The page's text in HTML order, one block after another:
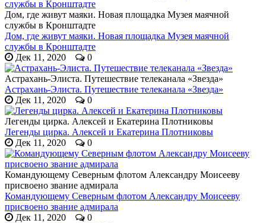
Дом, где живут маяки. Новая площадка Музея маячной
службы в Кронштадте
Дом, где живут маяки. Новая площадка Музея маячной
службы в Кронштадте
Дек 11, 2020
0
Астрахань-Элиста. Путешествие телеканала «Звезда»
Астрахань-Элиста. Путешествие телеканала «Звезда»
Дек 11, 2020
0
Легенды цирка. Алексей и Екатерина Плотниковы
Легенды цирка. Алексей и Екатерина Плотниковы
Дек 11, 2020
0
Командующему Северным флотом Александру Моисееву
присвоено звание адмирала
Командующему Северным флотом Александру Моисееву
присвоено звание адмирала
Дек 11, 2020
0